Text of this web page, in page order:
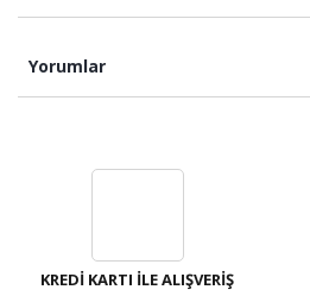
Yorumlar
KREDİ KARTI İLE ALIŞVERİŞ